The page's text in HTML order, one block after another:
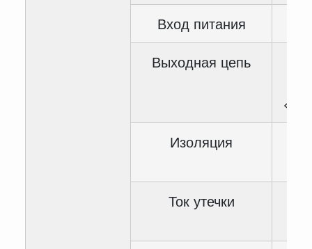
Вход питания
Выходная цепь
Изоляция
Ток утечки